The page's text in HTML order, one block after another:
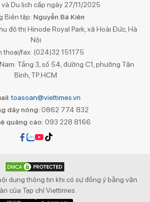
Du lịch cấp ngày 27/11/2025
Biên tập: Nguyễn Bá Kiên
đô thị Hinode Royal Park, xã Hoài Đức, Hà
Nội
thoại/fax: (024)32 151175
Tầng 3, số 54, đường C1, phường Tân
Bình, TP.HCM
toasoan@viettimes.vn
dây nóng: 0862 774 832
quảng cáo:093 228 8166
dung thông tin khi có sự đồng ý bằng văn
của Tạp chí Viettimes.